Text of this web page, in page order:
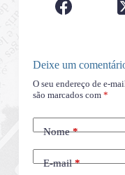
Deixe um
O seu endereço de e-
são marcados com *
Nome*
E-mail*